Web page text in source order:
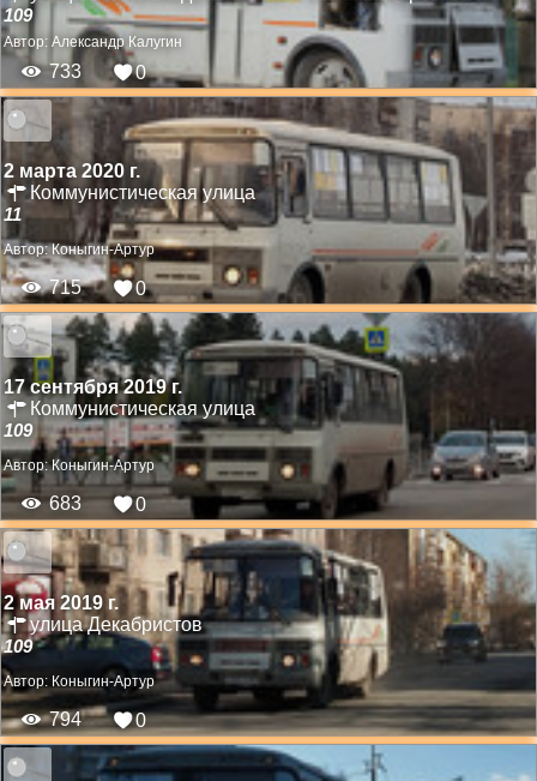
109
Автор: Александр Калугин
733 0
2 марта 2020 г.
Коммунистическая улица
11
Автор:Коныгин-Артур
715 0
17 сентября 2019 г.
Коммунистическая улица
109
Автор:Коныгин-Артур
683 0
2 мая 2019 г.
улица Декабристов
109
Автор: Коныгин-Артур
794 0